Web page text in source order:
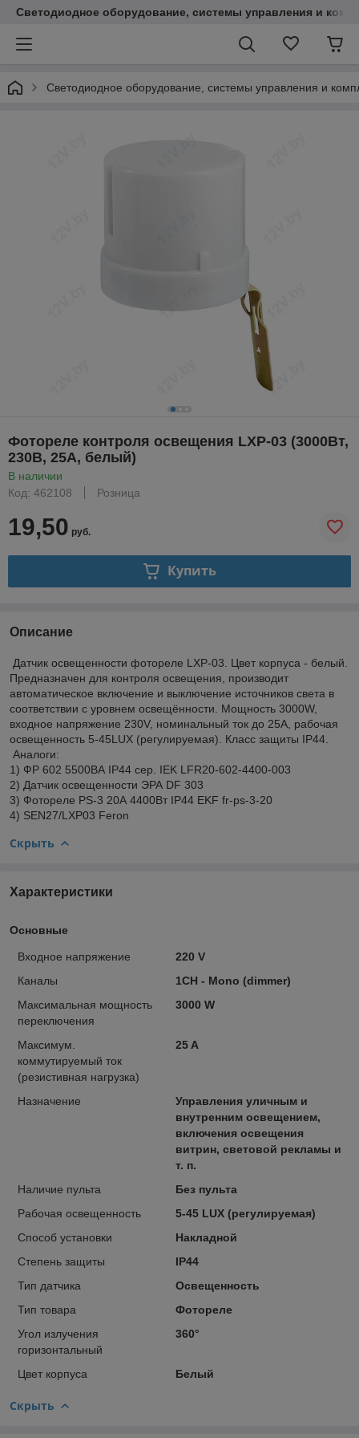
Светодиодное оборудование, системы управления и
Светодиодное оборудование, системы управления и
Фотореле контроля освещения LXP-03 (3000Вт,
230В, 25А, белый)
В наличии
Код: 462108
Розница
19,50 руб.
Купить
Описание
Датчик освещенности фотореле LXP-03. Цвет корпуса - белый.
Предназначен для контроля освещения, производит
автоматическое включение и выключение источников света в
соответствии с уровнем освещённости. Мощность 3000W,
входное напряжение 230V, номинальный ток до 25A, рабочая
освещенность 5-45LUX (регулируемая). Класс защиты IP44.
Аналоги:
1) ФР 602 5500ВА IP44 сер. IEK LFR20-602-4400-003
2) Датчик освещенности ЭРА DF 303
3) Фотореле PS-3 20А 4400Вт IP44 EKF fr-ps-3-20
4) SEN27/LXР03 Feron
Скрыть
Характеристики
Основные
Входное нaпряжение
220 V
Каналы
1CH - Mono (dimmer)
Максимальная мощность
переключения
3000 W
Максимум.
коммутируемый ток
(резистивная нагрузка)
25 A
Назначение
Управления уличным и
внутренним освещением,
включения освещения
витрин, световой рекламы и
т. п.
Наличие пульта
Без пульта
Рабочая освещенность
5-45 LUX (регулируемая)
Способ установки
Накладной
Степень защиты
IP44
Тип датчика
Освещенность
Тип тoвара
Фотореле
Угол излучения
горизонтальный
360°
Цвет корпуса Белый
Скрыть